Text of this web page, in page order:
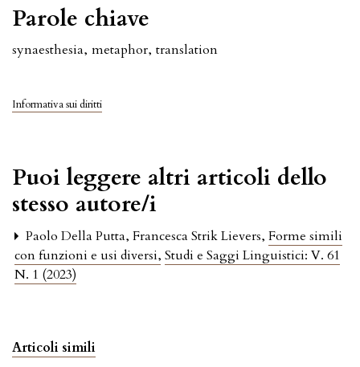
Parole chiave
synaesthesia, metaphor, translation
Informativa sui diritti
Puoi leggere altri articoli dello
stesso autore/i
Paolo Della Putta, Francesca Strik Lievers, Forme simili
con funzioni e usi diversi, Studi e Saggi Linguistici: V. 61
N. 1 (2023)
Articoli simili